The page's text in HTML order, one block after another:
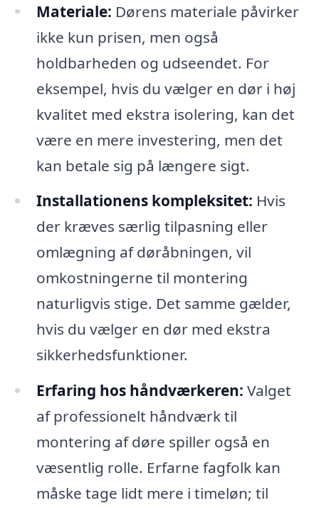
Materiale: Dørens materiale påvirker
ikke kun prisen, men også
holdbarheden og udseendet. For
eksempel, hvis du vælger en dør i høj
kvalitet med ekstra isolering, kan det
være en mere investering, men det
kan betale sig på længere sigt.
Installationens kompleksitet: Hvis
der kræves særlig tilpasning eller
omlægning af døråbningen, vil
omkostningerne til montering
naturligvis stige. Det samme gælder,
hvis du vælger en dør med ekstra
sikkerhedsfunktioner.
Erfaring hos håndværkeren: Valget
af professionelt håndværk til
montering af døre spiller også en
væsentlig rolle. Erfarne fagfolk kan
måske tage lidt mere i timeløn; til